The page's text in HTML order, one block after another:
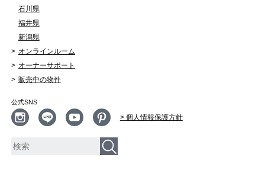
石川県
福井県
新潟県
オンラインルーム
オーナーサポート
販売中の物件
公式SNS
> 個人情報保護方針